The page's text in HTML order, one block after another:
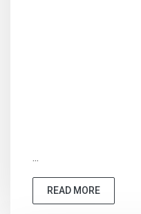
...
READ MORE